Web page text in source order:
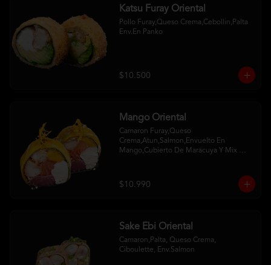
Katsu Furay Oriental
Pollo Furay,Queso Crema,Cebollin,Palta
Env.En Panko
$10.500
Mango Oriental
Camaron Furay,Queso
Crema,Atun,Salmon,Envuelto En
Mango,Cubierto De Maracuya Y Mix
$10.990
Sake Ebi Oriental
Camaron,Palta, Queso Crema,
Ciboulette, Env.Salmon